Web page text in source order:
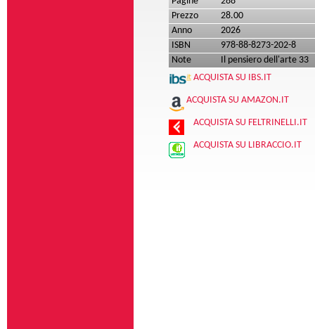
Prezzo
28.00
Anno
2026
ISBN
978-88-8273-202-8
Note
Il pensiero dell'arte 33
ACQUISTA SU IBS.IT
ACQUISTA SU AMAZON.IT
ACQUISTA SU FELTRINELLI.IT
ACQUISTA SU LIBRACCIO.IT